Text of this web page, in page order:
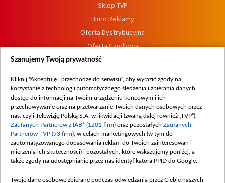
Sklep TVP
Biuro Reklamy
Oferta Dystrybucyjna
Oferta Handlowa
Dostępność
Procedura zgłoszeń wewnętrznych
Szanujemy Twoją prywatność
Kliknij "Akceptuję i przechodzę do serwisu", aby wyrazić zgody na
korzystanie z technologii automatycznego śledzenia i zbierania danych,
dostęp do informacji na Twoim urządzeniu końcowym i ich
przechowywanie oraz na przetwarzanie Twoich danych osobowych przez
nas, czyli Telewizję Polską S.A. w likwidacji (zwaną dalej również „TVP”),
Zaufanych Partnerów z IAB* (1201 firm) oraz pozostałych Zaufanych
Partnerów TVP (93 firm) , w celach marketingowych (w tym do
zautomatyzowanego dopasowania reklam do Twoich zainteresowań i
mierzenia ich skuteczności) i pozostałych, które wskazujemy poniżej, a
także zgody na udostępnianie przez nas identyfikatora PPID do Google.
Twoje dane osobowe zbierane podczas odwiedzania przez Ciebie naszych